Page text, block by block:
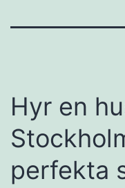
Hyr en
perfekta